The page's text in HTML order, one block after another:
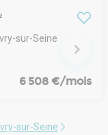
sur-Seine
6 508 €/mois
sur-Seine